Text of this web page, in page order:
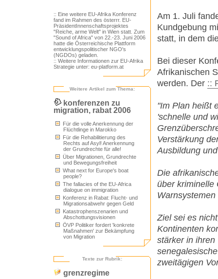
:: Eine weitere EU-Afrika Konferenz
fand im Rahmen des österrr. EU-
PräsidentInnenschaftsprojektes
"Reiche, arme Welt" in Wien statt. Zum
"Sound of Africa" von 22.-23. Juni 2006
hatte die Österreichische Plattform
entwicklungspolitischer NGO's
(NGDOs) geladen.
:: Weitere Informationen zur EU-Afrika
Strategie unter: eu-platform.at
Weitere Artikel zum Thema:
konferenzen zu
migration, rabat 2006
Für die volle Anerkennung der
Flüchtlinge in Marokko
Für die Rehabilitierung des
Rechts auf Asyl! Anerkennung
der Grundrechte für alle!
Über Migrationen, Grundrechte
und Bewegungsfreiheit
What next for Europe's boat
people?
The fallacies of the EU-Africa
dialogue on immigration
Konferenz in Rabat: Flucht- und
Migrationsabwehr gegen Geld
Katastrophenszenarien und
Abschottungsvisionen
ÖVP Politiker fordert 'konkrete
Maßnahmen' zur Bekämpfung
von Migration
Texte zur Rubrik:
grenzregime
Am 1. Juli
Kundgebung
statt, in dem
Bei dieser
Afrikanischen
werden. Der ::
"Im Plan heißt
'schnelle und
Verstärkung
Ausbildung
Die
über kriminelle
Ziel sei es
Kontinenten
stärker in ihren
zweitägigen